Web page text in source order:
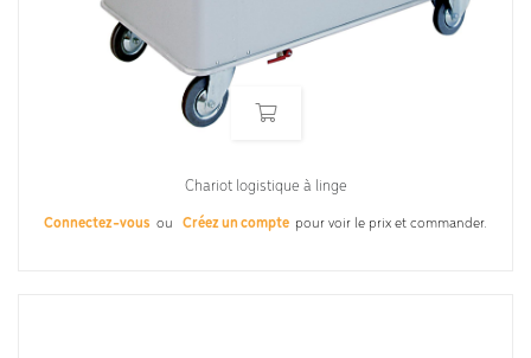
Chariot logistique à linge
Connectez-vous ou Créez un compte pour voir le prix et commander.